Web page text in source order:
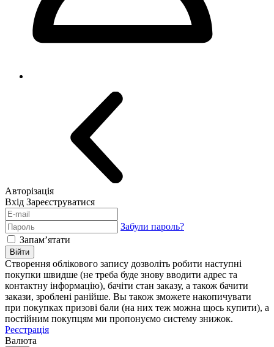
Авторізація
Вхід Зареєструватися
Забули пароль?
Запам’ятати
Війти
Створення облікового запису дозволіть робити наступні
покупки швидше (не треба буде знову вводити адрес та
контактну інформацію), бачіти стан заказу, а також бачити
закази, зроблені ранійше. Вы також зможете накопичувати
при покупках призові бали (на них теж можна щось купити), а
постійним покупцям ми пропонуємо систему знижок.
Реєстрація
Валюта